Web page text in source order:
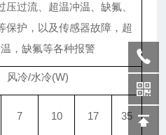
压过流、超温冲温、缺氟、
保护，以及传感器故障，超
，缺氟等各种报警
风冷/水冷(W)
7 10 17 35